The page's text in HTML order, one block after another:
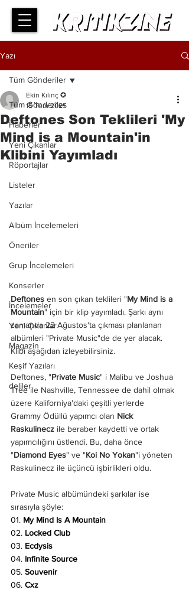
Yazı
Tüm Gönderiler
Haberler
Yeni Çıkanlar
Röportajlar
Listeler
Yazılar
Albüm İncelemeleri
Öneriler
Grup İncelemeleri
Konserler
İncelemeler
Yeni Çıkanlar
Magazin
Keşif Yazıları
deliler
Tüm Gönderiler
Deftones Son Teklileri 'My
Mind is a Mountain'in
Klibini Yayımladı
Ekin Kılınç ✪
15 Tem 2025
Deftones en son çıkan teklileri "My Mind is a
Mountain" için bir klip yayımladı. Şarkı aynı
zamanda 22 Ağustos'ta çıkması planlanan
albümleri "Private Music"de de yer alacak.
Klibi aşağıdan izleyebilirsiniz.
Deftones, "Private Music" i Malibu ve Joshua
Tree ile Nashville, Tennessee de dahil olmak
üzere Kaliforniya'daki çeşitli yerlerde
Grammy Ödüllü yapımcı olan Nick
Raskulinecz ile beraber kaydetti ve ortak
yapımcılığını üstlendi. Bu, daha önce
"Diamond Eyes" ve "Koi No Yokan"i yöneten
Raskulinecz ile üçüncü işbirlikleri oldu.
Private Music albümündeki şarkılar ise
sırasıyla şöyle:
01. My Mind Is A Mountain
02. Locked Club
03. Ecdysis
04. Infinite Source
05. Souvenir
06. Cxz